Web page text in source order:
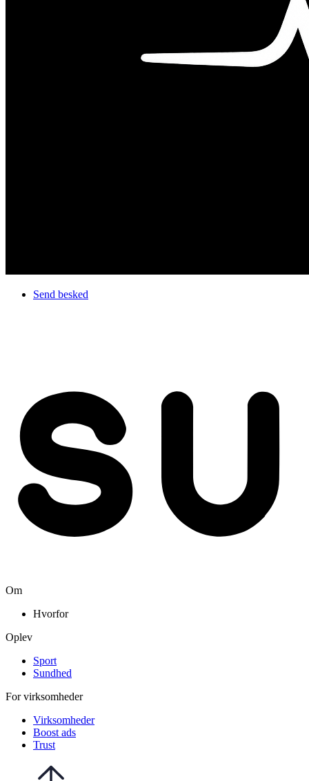
Send besked
Om
Hvorfor
Oplev
Sport
Sundhed
For virksomheder
Virksomheder
Boost ads
Trust